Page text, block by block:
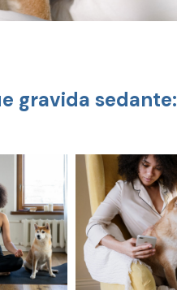
gravida sedante: